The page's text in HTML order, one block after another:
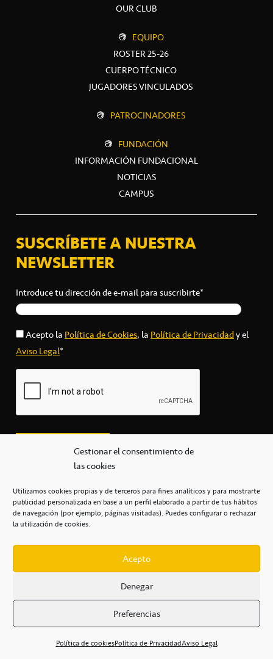
Gestionar el consentimiento de
las cookies
Utilizamos cookies propias y de terceros para fines analíticos y para mostrarte
publicidad personalizada en base a un perfil elaborado a partir de tus hábitos
de navegación (por ejemplo, páginas visitadas). Puedes configurar o rechazar
la utilización de cookies.
Acepto
Denegar
Preferencias
Política de cookiesPolítica de PrivacidadAviso Legal
OUR CLUB
EQUIPO
ROSTER 25-26
CUERPO TÉCNICO
JUGADORES VINCULADOS
PATROCINADORES
FUNDACIÓN
INFORMACIÓN FUNDACIONAL
NOTICIAS
CAMPUS
SUSCRÍBETE A NUESTRA
NEWSLETTER
Introduce tu dirección de e-mail para suscribirte*
Acepto laPolítica de Cookies, laPolítica de Privacidady el
Aviso Legal*
secretaria@cbcanarias.es
+34 922 253 684
Casa del Deporte / 38108 – La Laguna
POLÍTICA DE PRIVACIDAD / POLÍTICA DE COOKIES /
AVISO LEGAL / CONDICIONES